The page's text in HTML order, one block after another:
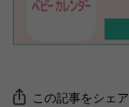
この記事をシェア